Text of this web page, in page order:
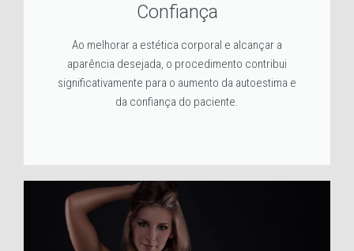
Confiança
Ao melhorar a estética corporal e alcançar a
aparência desejada, o procedimento contribui
significativamente para o aumento da autoestima e
da confiança do paciente.